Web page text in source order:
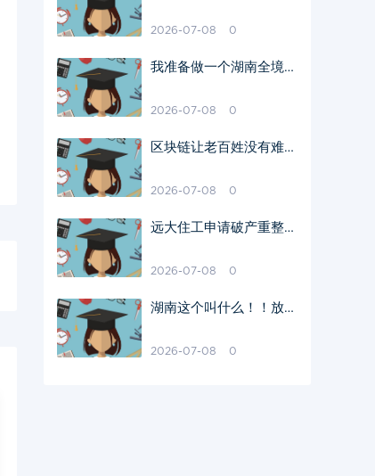
2026-07-08 0
我准备做一个湖南全境小
长沙…
2026-07-08 0
区块链让老百姓没有难办
经理王超
2026-07-08 0
远大住工申请破产重整，
2026-07-08 0
湖南这个叫什么！！放了
2026-07-08 0